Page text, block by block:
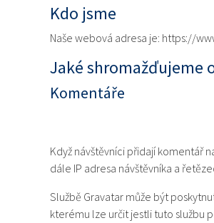
Kdo jsme
Naše webová adresa je: https://
Jaké shromažďujeme
Komentáře
Když návštěvníci přidají komentář
dále IP adresa návštěvníka a
Službě Gravatar může být
kterému lze určit jestli tuto službu